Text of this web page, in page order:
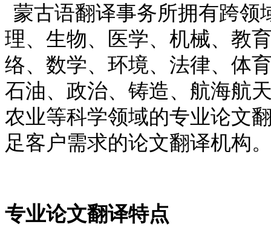
蒙古语翻译事务所拥有跨领
理、生物、医学、机械、教
络、数学、环境、法律、体
石油、政治、铸造、航海航
农业等科学领域的专业论文
足客户需求的论文翻译机构
专业论文翻译特点